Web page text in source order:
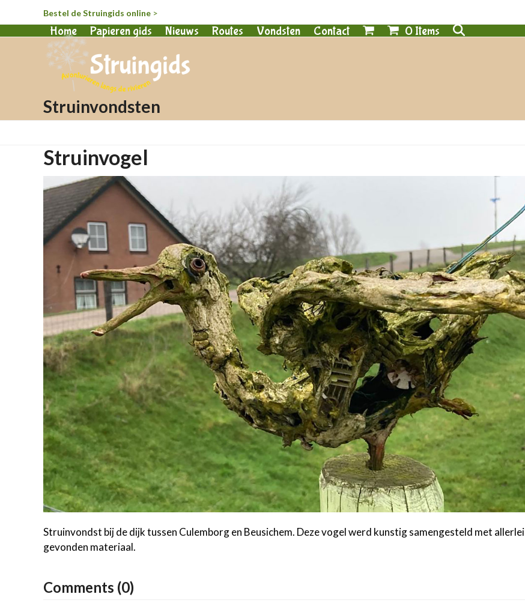
Bestel de Struingids online >
Home Papieren gids Nieuws Routes Vondsten Contact 0 Items
Struinvondsten
Struinvogel
Struinvondst bij de dijk tussen Culemborg en Beusichem. Deze vogel werd kunstig samengesteld met allerlei
gevonden materiaal.
Comments (0)